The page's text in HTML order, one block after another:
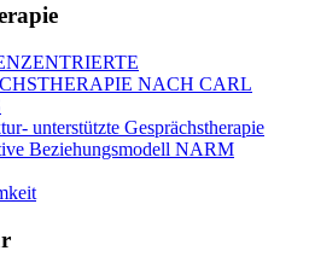
NACH CARL
unterstützte Gesprächstherapie
Beziehungsmodell NARM